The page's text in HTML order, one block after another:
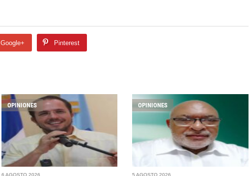
Google+ Pinterest
OPINIONES
6 AGOSTO 2026
OPINIONES
5 AGOSTO 2026